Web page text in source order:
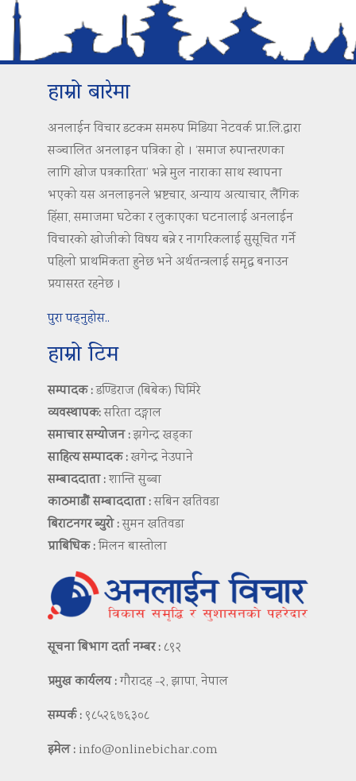
हाम्रो बारेमा
अनलाईन विचार डटकम समरुप मिडिया नेटवर्क प्रा.लि.द्वारा
सञ्चालित अनलाइन पत्रिका हो । ‘समाज रुपान्तरणका
लागि खोज पत्रकारिता’ भन्ने मुल नाराका साथ स्थापना
भएको यस अनलाइनले भ्रष्टचार, अन्याय अत्याचार, लैंगिक
हिंसा, समाजमा घटेका र लुकाएका घटनालाई अनलाईन
विचारको खोजीको विषय बन्ने र नागरिकलाई सुसूचित गर्ने
पहिलो प्राथमिकता हुनेछ भने अर्थतन्त्रलाई समृद्ध बनाउन
प्रयासरत रहनेछ ।
पुरा पढ्नुहोस..
हाम्रो टिम
सम्पादक :डण्डिराज (बिबेक) घिमिरे
व्यवस्थापक:सरिता दङ्गाल
समाचार सम्योजन :झगेन्द्र खड्का
साहित्य सम्पादक :खगेन्द्र नेउपाने
सम्बाददाता :शान्ति सुब्बा
काठमाडौं सम्बाददाता :सबिन खतिवडा
बिराटनगर ब्युरो :सुमन खतिवडा
प्राबिधिक :मिलन बास्तोला
सूचना बिभाग दर्ता नम्बर : ८९२
प्रमुख कार्यलय :गौरादह -२, झापा, नेपाल
सम्पर्क : ९८५२६७६३०८
इमेल : info@onlinebichar.com